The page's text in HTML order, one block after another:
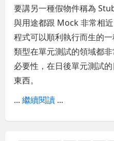
要講另一種假物件稱為
與用途都跟 Mock 非常相
程式可以順利執行而生的
類型在單元測試的領域都
必要性，在日後單元測試
東西。
...繼續閱讀 ...